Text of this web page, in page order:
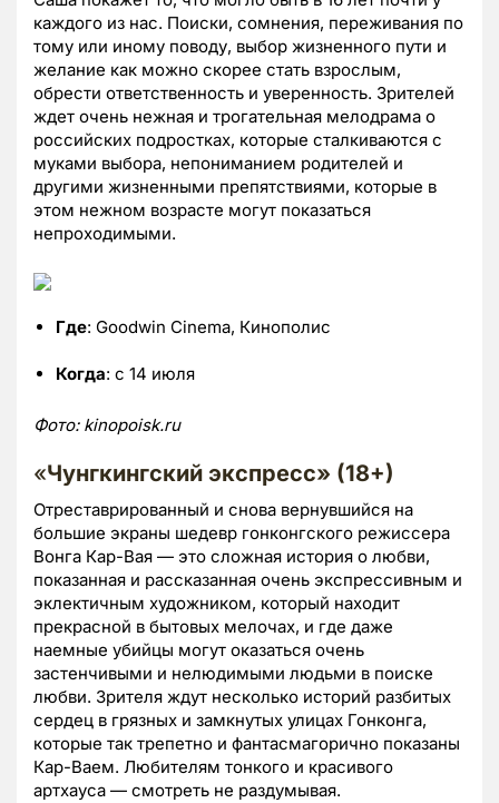
каждого из нас. Поиски, сомнения, переживания по
тому или иному поводу, выбор жизненного пути и
желание как можно скорее стать взрослым,
обрести ответственность и уверенность. Зрителей
ждет очень нежная и трогательная мелодрама о
российских подростках, которые сталкиваются с
муками выбора, непониманием родителей и
другими жизненными препятствиями, которые в
этом нежном возрасте могут показаться
непроходимыми.
Где: Goodwin Cinema, Кинополис
Когда: с 14 июля
Фото: kinopoisk.ru
«Чунгкингский экспресс» (18+)
Отреставрированный и снова вернувшийся на
большие экраны шедевр гонконгского режиссера
Вонга Кар-Вая — это сложная история о любви,
показанная и рассказанная очень экспрессивным и
эклектичным художником, который находит
прекрасной в бытовых мелочах, и где даже
наемные убийцы могут оказаться очень
застенчивыми и нелюдимыми людьми в поиске
любви. Зрителя ждут несколько историй разбитых
сердец в грязных и замкнутых улицах Гонконга,
которые так трепетно и фантасмагорично показаны
Кар-Ваем. Любителям тонкого и красивого
артхауса — смотреть не раздумывая.